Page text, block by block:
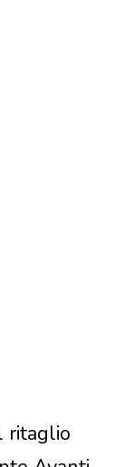
ritaglio